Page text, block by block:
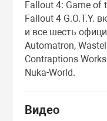
Fallout 4: Game of
Fallout 4 G.O.T.Y.
и все шесть
Automatron,
Contraptions
Nuka-World.
Видео